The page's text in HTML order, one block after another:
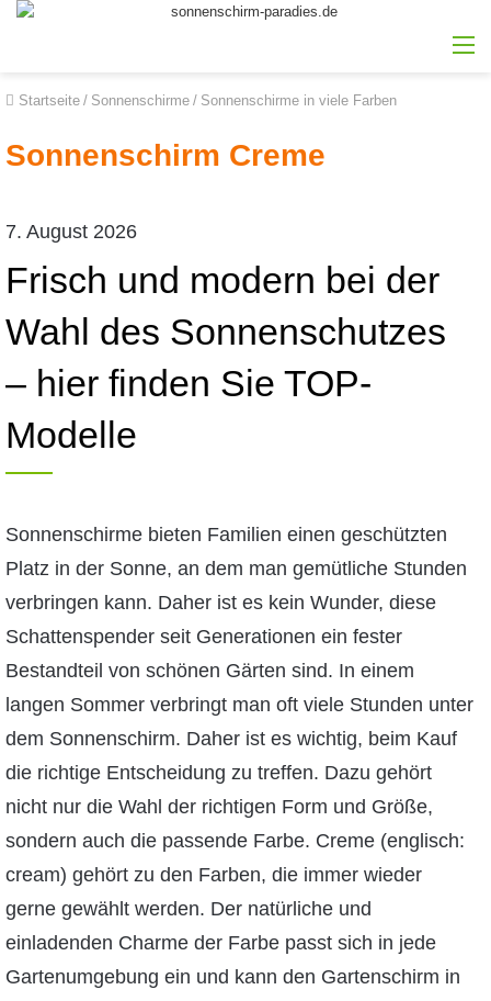
Startseite / Sonnenschirme / Sonnenschirme in viele Farben
Sonnenschirm Creme
7. August 2026
Frisch und modern bei der
Wahl des Sonnenschutzes
– hier finden Sie TOP-
Modelle
Sonnenschirme bieten Familien einen geschützten
Platz in der Sonne, an dem man gemütliche Stunden
verbringen kann. Daher ist es kein Wunder, diese
Schattenspender seit Generationen ein fester
Bestandteil von schönen Gärten sind. In einem
langen Sommer verbringt man oft viele Stunden unter
dem Sonnenschirm. Daher ist es wichtig, beim Kauf
die richtige Entscheidung zu treffen. Dazu gehört
nicht nur die Wahl der richtigen Form und Größe,
sondern auch die passende Farbe. Creme (englisch:
cream) gehört zu den Farben, die immer wieder
gerne gewählt werden. Der natürliche und
einladenden Charme der Farbe passt sich in jede
Gartenumgebung ein und kann den Gartenschirm in